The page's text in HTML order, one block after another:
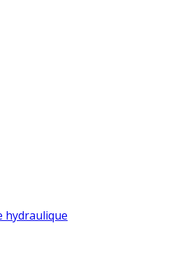
hydraulique